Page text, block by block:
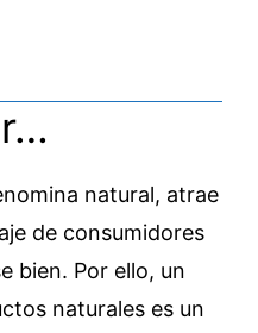
natural, atrae
de consumidores
bien. Por ello, un
naturales es un